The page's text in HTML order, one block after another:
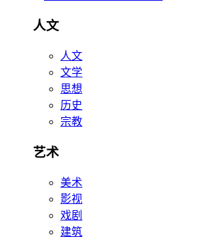
人文
人文
文学
思想
历史
宗教
艺术
美术
影视
戏剧
建筑